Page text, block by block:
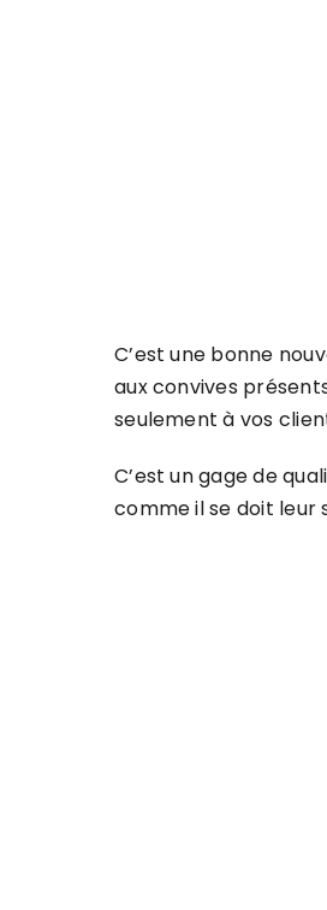
C’est une bonne
aux convives
seulement à vos
C’est un gage de
comme il se doit leur